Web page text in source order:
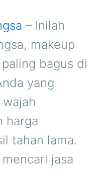
– Inilah
makeup
bagus di
yang
harga
tahan lama.
jasa